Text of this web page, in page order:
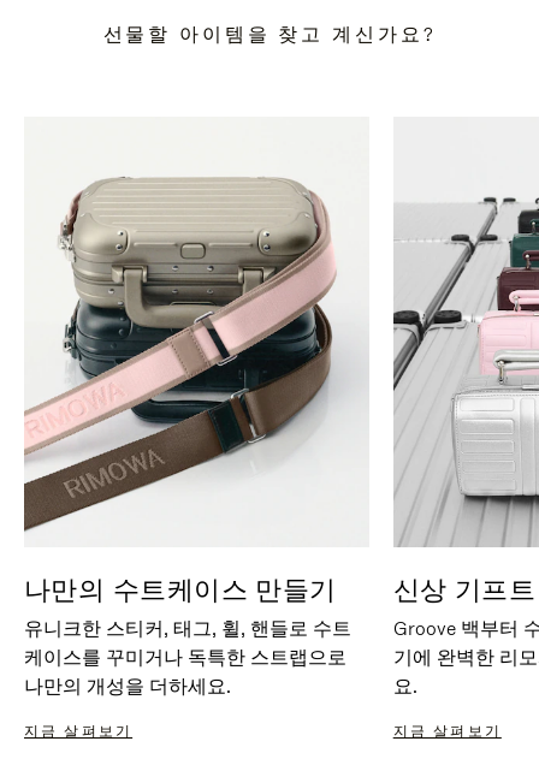
선물할 아이템을 찾고 계신가요?
나만의 수트케이스 만들기
유니크한 스티커, 태그, 휠, 핸들로 수트
케이스를 꾸미거나 독특한 스트랩으로
나만의 개성을 더하세요.
지금 살펴보기
신상 기프
Groove 백부터
기에 완벽한 리
요.
지금 살펴보기